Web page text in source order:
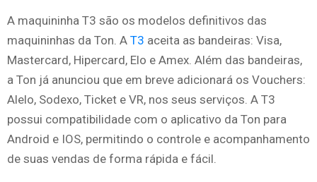
A maquininha T3 são os modelos definitivos das
maquininhas da Ton. A T3 aceita as bandeiras: Visa,
Mastercard, Hipercard, Elo e Amex. Além das bandeiras,
a Ton já anunciou que em breve adicionará os Vouchers:
Alelo, Sodexo, Ticket e VR, nos seus serviços. A T3
possui compatibilidade com o aplicativo da Ton para
Android e IOS, permitindo o controle e acompanhamento
de suas vendas de forma rápida e fácil.